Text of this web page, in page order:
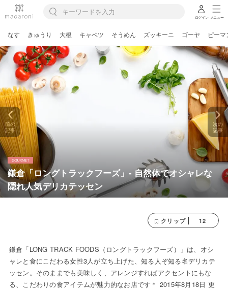
ログイン メニュー
なす きゅうり 大根 キャベツ そうめん ズッキーニ ゴーヤ ピーマ
鎌倉「ロングトラックフーズ」- 自然体でオシャレな
隠れ人気デリカテッセン
前の
記事
次の
記事
クリップ 12
鎌倉「LONG TRACK FOODS（ロングトラックフーズ）」は、オシ
ャレと食にこだわる女性3人が立ち上げた、知る人ぞ知る名デリカテ
ッセン。そのままでも美味しく、アレンジすればアクセントにもな
る、こだわりの食アイテムが魅力的なお店です＊ 2015年8月18日 更